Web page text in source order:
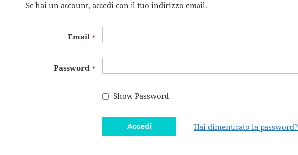
Se hai un account, accedi con il tuo indirizzo email.
Email
Password
Show Password
Accedi Hai dimenticato la password?